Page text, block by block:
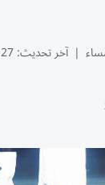
| آخر تحديث:27 يوليو 13:35 2026